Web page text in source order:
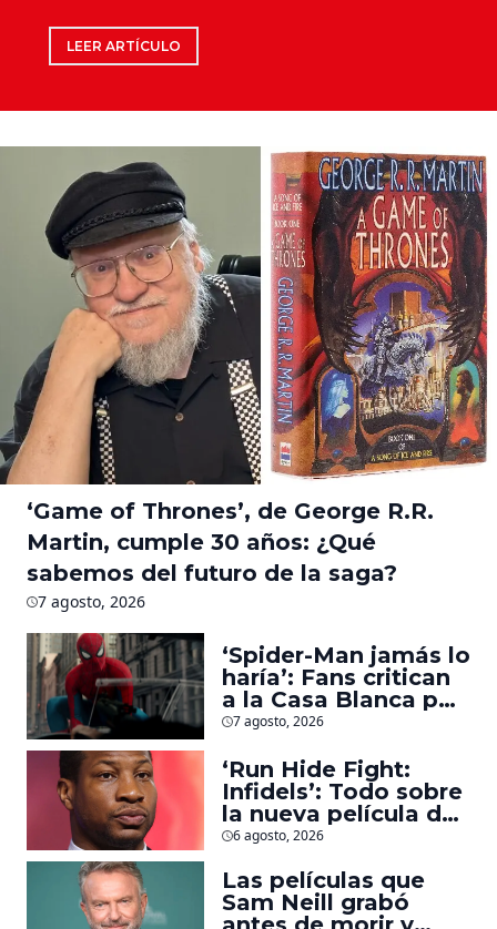
LEER ARTÍCULO
‘Game of Thrones’, de George R.R.
Martin, cumple 30 años: ¿Qué
sabemos del futuro de la saga?
7 agosto, 2026
‘Spider-Man jamás lo
haría’: Fans critican
a la Casa Blanca por
usar al héroe para
deportaciones
7 agosto, 2026
‘Run Hide Fight:
Infidels’: Todo sobre
la nueva película de
Jonathan Majors en
islamistas radicales
6 agosto, 2026
Las películas que
Sam Neill grabó